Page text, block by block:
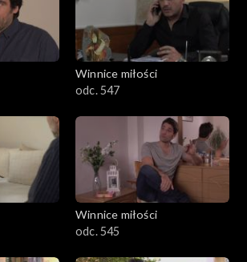
Winnice miłości
odc. 547
Winnice miłości
odc. 545